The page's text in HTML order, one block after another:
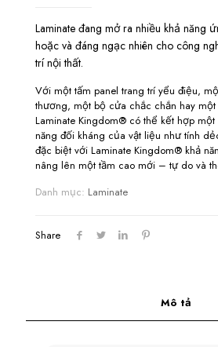
Laminate đang mở ra nhiều khả năng
hoặc và đáng ngạc nhiên cho công
trí nội thất.
Với một tấm panel trang trí yểu điệu,
thương, một bộ cửa chắc chắn hay một
Laminate Kingdom® có thể kết hợp
năng đối kháng của vật liệu như tính
đặc biệt với Laminate Kingdom® khả
nâng lên một tầm cao mới – tự do và
Danh mục: Laminate
Share
Mô tả